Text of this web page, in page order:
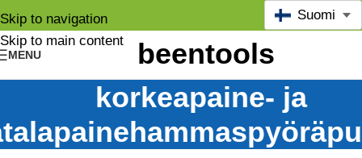
Skip to navigation
Skip to main content
MENU
Suomi
korkeapaine- ja